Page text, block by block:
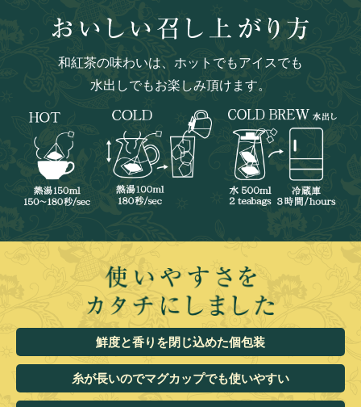
和紅茶の味わいは、ホットでもアイスでも
水出しでもお楽しみ頂けます。
鮮度と香りを閉じ込めた個包装
糸が長いのでマグカップでも使いやすい